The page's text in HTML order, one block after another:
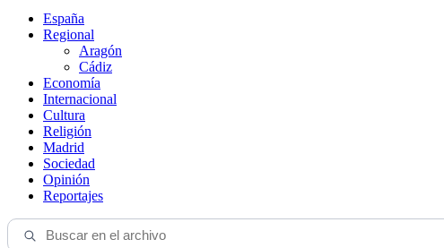
España
Regional
Aragón
Cádiz
Economía
Internacional
Cultura
Religión
Madrid
Sociedad
Opinión
Reportajes